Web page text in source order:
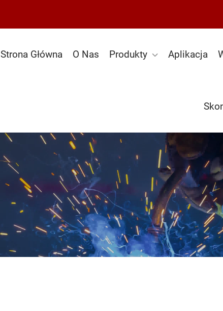
Strona Główna O Nas Produkty Aplikacja